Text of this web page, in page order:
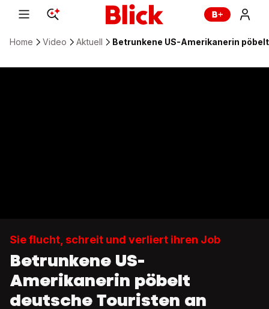
Home Video Aktuell Betrunkene US-Amerikanerin
Sie flucht, schreit und verliert ihren Job
Betrunkene US-
Amerikanerin pöbelt
deutsche Touristen an